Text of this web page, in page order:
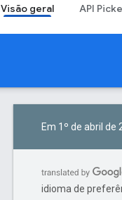
Visão geral API
Em 1º de abril
idioma de